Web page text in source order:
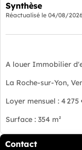
Synthèse
Réactualisé le 04/08/2026
A louer Immobilier
La Roche-sur-Yon,
Loyer mensuel : 4
Surface : 354 m²
Contact